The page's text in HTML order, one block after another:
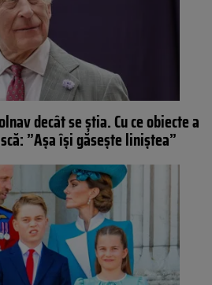
decât se știa. Cu ce obiecte a
”Așa își găsește liniștea”